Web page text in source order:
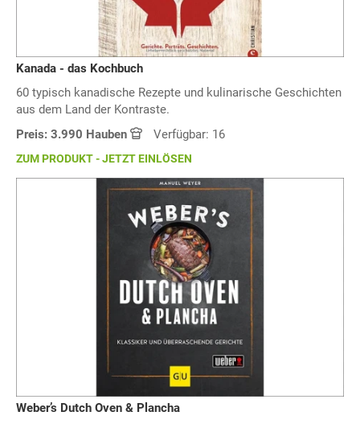
Kanada - das Kochbuch
60 typisch kanadische Rezepte und kulinarische Geschichten
aus dem Land der Kontraste.
Preis: 3.990 Hauben
Verfügbar: 16
ZUM PRODUKT - JETZT EINLÖSEN
Weber’s Dutch Oven & Plancha